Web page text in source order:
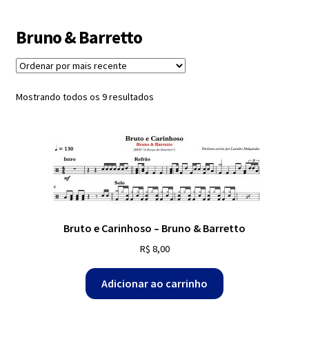
Exercícios
Grátis
Contato
Dúvidas
Bruno & Barretto
Mostrando todos os 9 resultadosClassificado
recente
Bruto e Carinhoso – Bruno & Barretto
R$ 8,00
Adicionar ao carrinho